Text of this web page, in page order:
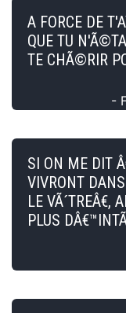
A FORCE DE
QUE TU
TE CHÃ©RIR
-
SI ON ME DIT
VIVRONT
LE VÃ´TREÂ€,
PLUS